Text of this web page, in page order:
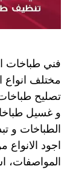
فني طباخات
مختلف انواع
تصليح
و غسيل
الطباخات و
اجود الانواع
المواصفات،